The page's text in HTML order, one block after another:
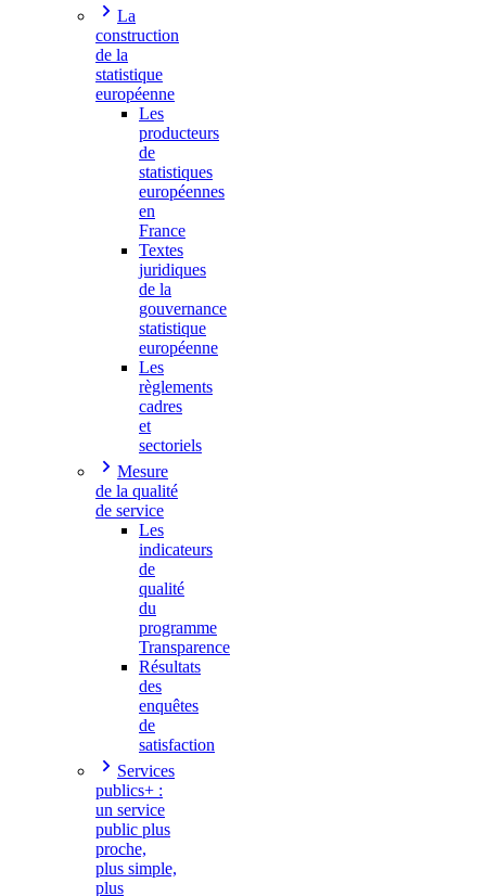
La
construction
de la
statistique
européenne
Les
producteurs
de
statistiques
européennes
en
France
Textes
juridiques
de la
gouvernance
statistique
européenne
Les
règlements
cadres
et
sectoriels
Mesure
de la qualité
de service
Les
indicateurs
de
qualité
du
programme
Transparence
Résultats
des
enquêtes
de
satisfaction
Services
publics+ :
un service
public plus
proche,
plus simple,
plus